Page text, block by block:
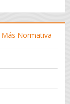
Más Normativa